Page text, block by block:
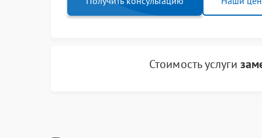
Стоимость услуги